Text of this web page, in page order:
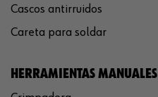
Cascos antirruidos
Careta para soldar
HERRAMIENTAS MANUALES